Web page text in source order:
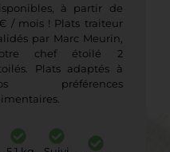
à partir de
/ mois ! Plats traiteur
par Marc Meurin,
chef étoilé 2
Plats adaptés à
préférences